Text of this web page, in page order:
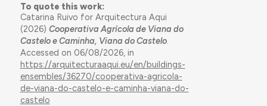
To quote this work:
Catarina Ruivo for Arquitectura Aqui
(2026) Cooperativa Agrícola de Viana do
Castelo e Caminha, Viana do Castelo.
Accessed on 06/08/2026, in
https://arquitecturaaqui.eu/en/buildings-
ensembles/36270/cooperativa-agricola-
de-viana-do-castelo-e-caminha-viana-do-
castelo